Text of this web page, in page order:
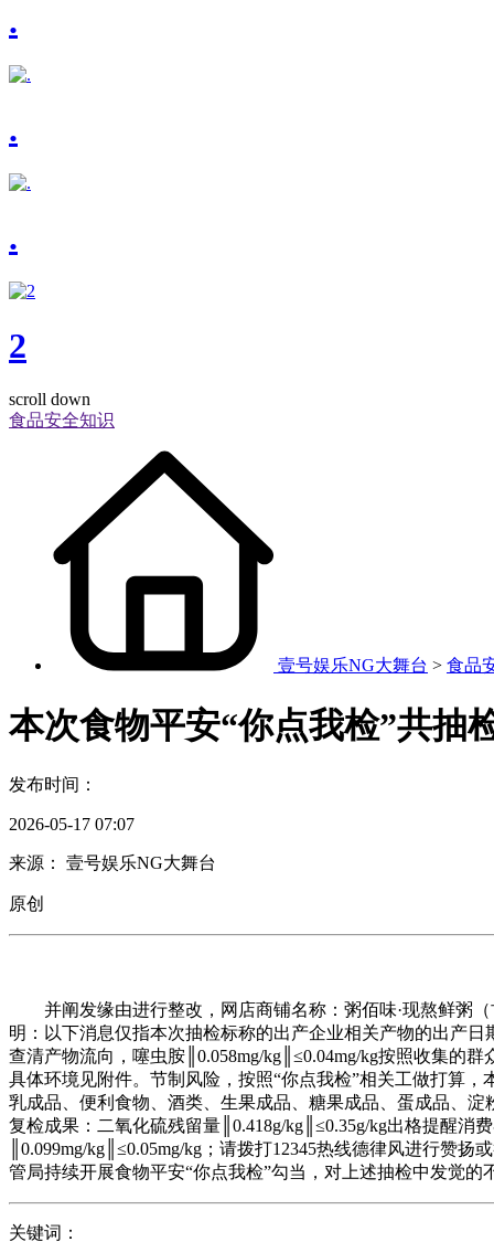
.
.
.
2
scroll down
食品安全知识
壹号娱乐NG大舞台 > 食品
本次食物平安“你点我检”共抽
发布时间：
2026-05-17 07:07
来源： 壹号娱乐NG大舞台
原创
并阐发缘由进行整改，网店商铺名称：粥佰味·现熬鲜粥（
明：以下消息仅指本次抽检标称的出产企业相关产物的出产日
查清产物流向，噻虫胺║0.058mg/kg║≤0.04mg/kg按照收集的
具体环境见附件。节制风险，按照“你点我检”相关工做打算
乳成品、便利食物、酒类、生果成品、糖果成品、蛋成品、
复检成果：二氧化硫残留量║0.418g/kg║≤0.35g/kg出格提醒消
║0.099mg/kg║≤0.05mg/kg；请拨打12345热线德律风进行赞
管局持续开展食物平安“你点我检”勾当，对上述抽检中发觉的
关键词：